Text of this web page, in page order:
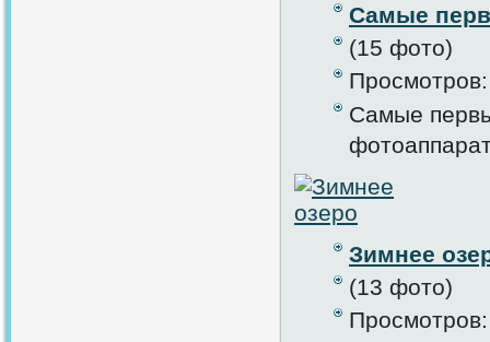
Самые
(15 фото)
Самые
Зимнее
(13 фото)